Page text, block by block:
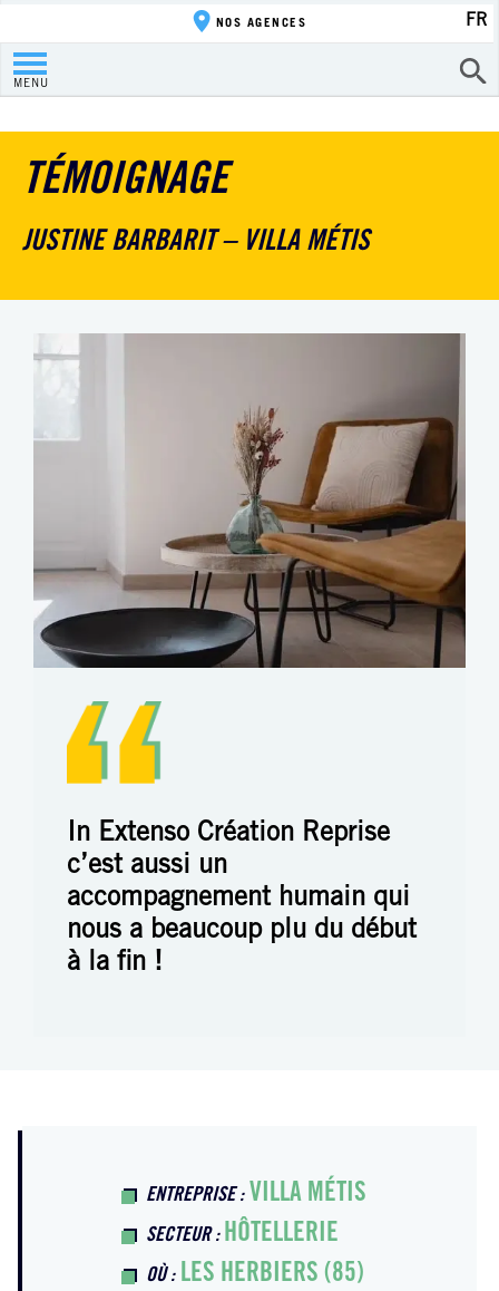
MENU
NOS AGENCES FR
TÉMOIGNAGE
JUSTINE BARBARIT – VILLA MÉTIS
In Extenso Création Reprise
c’est aussi un
accompagnement humain qui
nous a beaucoup plu du début
à la fin !
ENTREPRISE :VILLA MÉTIS
SECTEUR : HÔTELLERIE
OÙ :LES HERBIERS (85)